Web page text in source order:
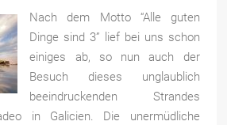
Nach dem Motto “Alle guten
Dinge sind 3” lief bei uns schon
einiges ab, so nun auch der
Besuch dieses unglaublich
beeindruckenden Strandes
in Galicien. Die unermüdliche